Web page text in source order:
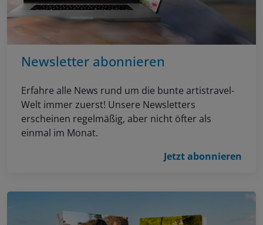
Newsletter abonnieren
Erfahre alle News rund um die bunte artistravel-
Welt immer zuerst! Unsere Newsletters
erscheinen regelmäßig, aber nicht öfter als
einmal im Monat.
Jetzt abonnieren